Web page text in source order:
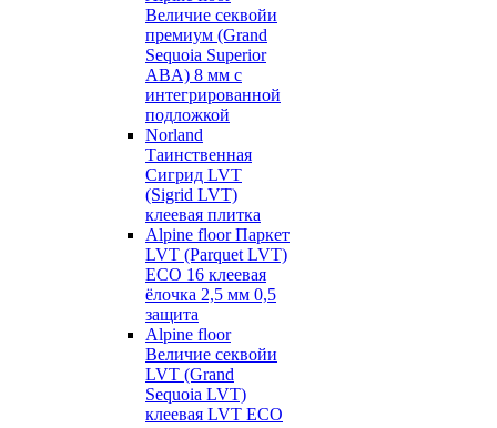
Величие секвойи
премиум (Grand
Sequoia Superior
ABA) 8 мм с
интегрированной
подложкой
Norland
Таинственная
Сигрид LVT
(Sigrid LVT)
клеевая плитка
Alpine floor Паркет
LVT (Parquet LVT)
ECO 16 клеевая
ёлочка 2,5 мм 0,5
защита
Alpine floor
Величие секвойи
LVT (Grand
Sequoia LVT)
клеевая LVT ECO